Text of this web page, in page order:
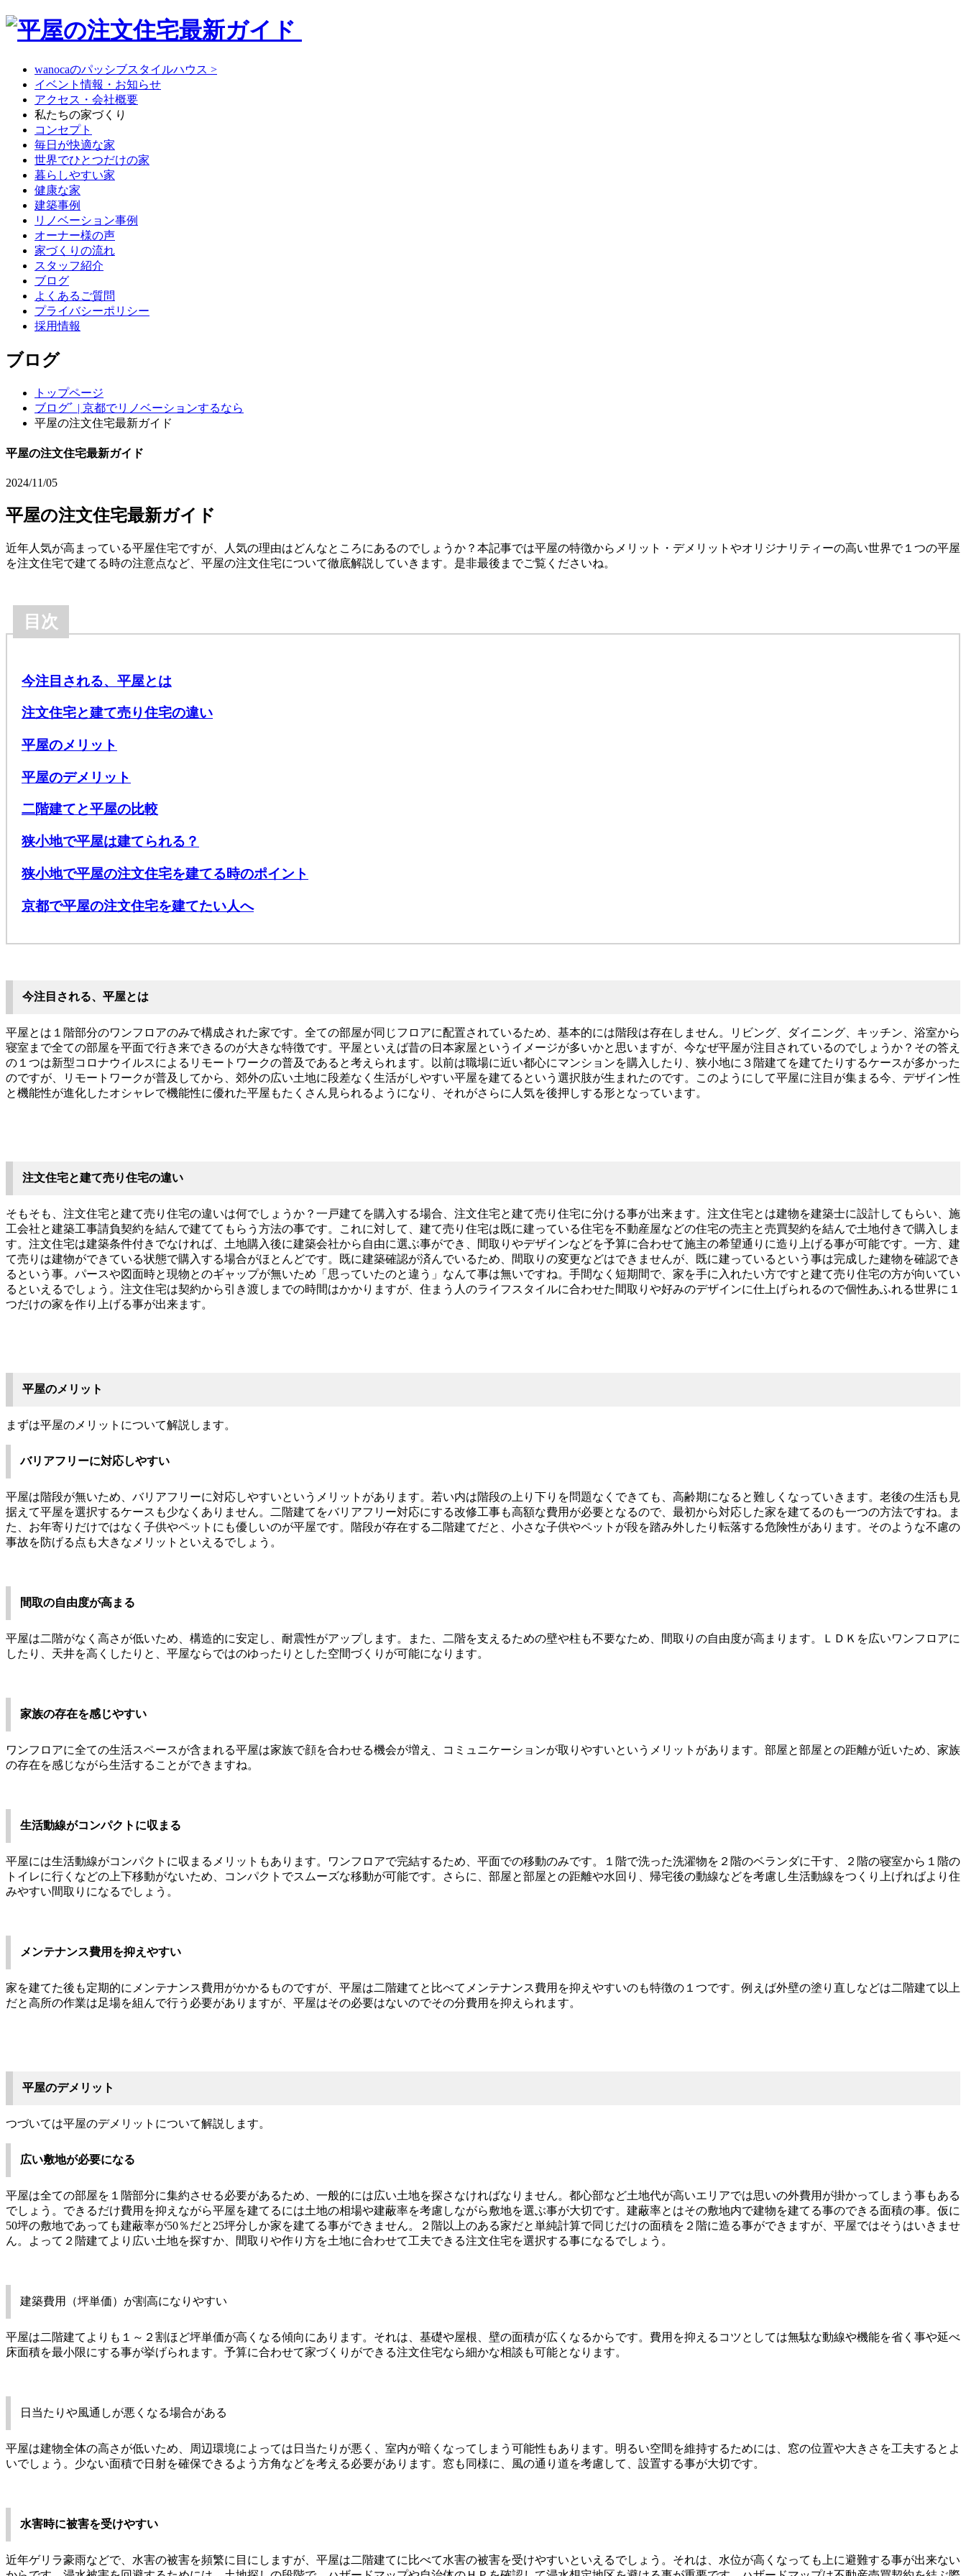
wanocaのパッシブスタイルハウス >
イベント情報・お知らせ
アクセス・会社概要
私たちの家づくり
コンセプト
毎日が快適な家
世界でひとつだけの家
暮らしやすい家
健康な家
建築事例
リノベーション事例
オーナー様の声
家づくりの流れ
スタッフ紹介
ブログ
よくあるご質問
プライバシーポリシー
採用情報
ブログ
トップページ
ブログﾞ | 京都でリノベーションするなら
平屋の注文住宅最新ガイド
平屋の注文住宅最新ガイド
2024/11/05
平屋の注文住宅最新ガイド
近年人気が高まっている平屋住宅ですが、人気の理由はどんなところにあるのでしょうか？本記事では平屋の特徴からメリット・デメリットやオリジナリティーの高い世界で１つの平屋
を注文住宅で建てる時の注意点など、平屋の注文住宅について徹底解説していきます。是非最後までご覧くださいね。
目次
今注目される、平屋とは
注文住宅と建て売り住宅の違い
平屋のメリット
平屋のデメリット
二階建てと平屋の比較
狭小地で平屋は建てられる？
狭小地で平屋の注文住宅を建てる時のポイント
京都で平屋の注文住宅を建てたい人へ
今注目される、平屋とは
平屋とは１階部分のワンフロアのみで構成された家です。全ての部屋が同じフロアに配置されているため、基本的には階段は存在しません。リビング、ダイニング、キッチン、浴室から
寝室まで全ての部屋を平面で行き来できるのが大きな特徴です。平屋といえば昔の日本家屋というイメージが多いかと思いますが、今なぜ平屋が注目されているのでしょうか？その答え
の１つは新型コロナウイルスによるリモートワークの普及であると考えられます。以前は職場に近い都心にマンションを購入したり、狭小地に３階建てを建てたりするケースが多かった
のですが、リモートワークが普及してから、郊外の広い土地に段差なく生活がしやすい平屋を建てるという選択肢が生まれたのです。このようにして平屋に注目が集まる今、デザイン性
と機能性が進化したオシャレで機能性に優れた平屋もたくさん見られるようになり、それがさらに人気を後押しする形となっています。
注文住宅と建て売り住宅の違い
そもそも、注文住宅と建て売り住宅の違いは何でしょうか？一戸建てを購入する場合、注文住宅と建て売り住宅に分ける事が出来ます。注文住宅とは建物を建築士に設計してもらい、施
工会社と建築工事請負契約を結んで建ててもらう方法の事です。これに対して、建て売り住宅は既に建っている住宅を不動産屋などの住宅の売主と売買契約を結んで土地付きで購入しま
す。注文住宅は建築条件付きでなければ、土地購入後に建築会社から自由に選ぶ事ができ、間取りやデザインなどを予算に合わせて施主の希望通りに造り上げる事が可能です。一方、建
て売りは建物ができている状態で購入する場合がほとんどです。既に建築確認が済んでいるため、間取りの変更などはできませんが、既に建っているという事は完成した建物を確認でき
るという事。パースや図面時と現物とのギャップが無いため「思っていたのと違う」なんて事は無いですね。手間なく短期間で、家を手に入れたい方ですと建て売り住宅の方が向いてい
るといえるでしょう。注文住宅は契約から引き渡しまでの時間はかかりますが、住まう人のライフスタイルに合わせた間取りや好みのデザインに仕上げられるので個性あふれる世界に１
つだけの家を作り上げる事が出来ます。
平屋のメリット
まずは平屋のメリットについて解説します。
バリアフリーに対応しやすい
平屋は階段が無いため、バリアフリーに対応しやすいというメリットがあります。若い内は階段の上り下りを問題なくできても、高齢期になると難しくなっていきます。老後の生活も見
据えて平屋を選択するケースも少なくありません。二階建てをバリアフリー対応にする改修工事も高額な費用が必要となるので、最初から対応した家を建てるのも一つの方法ですね。ま
た、お年寄りだけではなく子供やペットにも優しいのが平屋です。階段が存在する二階建てだと、小さな子供やペットが段を踏み外したり転落する危険性があります。そのような不慮の
事故を防げる点も大きなメリットといえるでしょう。
間取の自由度が高まる
平屋は二階がなく高さが低いため、構造的に安定し、耐震性がアップします。また、二階を支えるための壁や柱も不要なため、間取りの自由度が高まります。ＬＤＫを広いワンフロアに
したり、天井を高くしたりと、平屋ならではのゆったりとした空間づくりが可能になります。
家族の存在を感じやすい
ワンフロアに全ての生活スペースが含まれる平屋は家族で顔を合わせる機会が増え、コミュニケーションが取りやすいというメリットがあります。部屋と部屋との距離が近いため、家族
の存在を感じながら生活することができますね。
生活動線がコンパクトに収まる
平屋には生活動線がコンパクトに収まるメリットもあります。ワンフロアで完結するため、平面での移動のみです。１階で洗った洗濯物を２階のベランダに干す、２階の寝室から１階の
トイレに行くなどの上下移動がないため、コンパクトでスムーズな移動が可能です。さらに、部屋と部屋との距離や水回り、帰宅後の動線などを考慮し生活動線をつくり上げればより住
みやすい間取りになるでしょう。
メンテナンス費用を抑えやすい
家を建てた後も定期的にメンテナンス費用がかかるものですが、平屋は二階建てと比べてメンテナンス費用を抑えやすいのも特徴の１つです。例えば外壁の塗り直しなどは二階建て以上
だと高所の作業は足場を組んで行う必要がありますが、平屋はその必要はないのでその分費用を抑えられます。
平屋のデメリット
つづいては平屋のデメリットについて解説します。
広い敷地が必要になる
平屋は全ての部屋を１階部分に集約させる必要があるため、一般的には広い土地を探さなければなりません。都心部など土地代が高いエリアでは思いの外費用が掛かってしまう事もある
でしょう。できるだけ費用を抑えながら平屋を建てるには土地の相場や建蔽率を考慮しながら敷地を選ぶ事が大切です。建蔽率とはその敷地内で建物を建てる事のできる面積の事。仮に
50坪の敷地であっても建蔽率が50％だと 25坪分しか家を建てる事ができません。２階以上のある家だと単純計算で同じだけの面積を２階に造る事ができますが、平屋ではそうはいきませ
ん。よって２階建てより広い土地を探すか、間取りや作り方を土地に合わせて工夫できる注文住宅を選択する事になるでしょう。
建築費用（坪単価）が割高になりやすい
平屋は二階建てよりも１～２割ほど坪単価が高くなる傾向にあります。それは、基礎や屋根、壁の面積が広くなるからです。費用を抑えるコツとしては無駄な動線や機能を省く事や延べ
床面積を最小限にする事が挙げられます。予算に合わせて家づくりができる注文住宅なら細かな相談も可能となります。
日当たりや風通しが悪くなる場合がある
平屋は建物全体の高さが低いため、周辺環境によっては日当たりが悪く、室内が暗くなってしまう可能性もあります。明るい空間を維持するためには、窓の位置や大きさを工夫するとよ
いでしょう。少ない面積で日射を確保できるよう方角などを考える必要があります。窓も同様に、風の通り道を考慮して、設置する事が大切です。
水害時に被害を受けやすい
近年ゲリラ豪雨などで、水害の被害を頻繁に目にしますが、平屋は二階建てに比べて水害の被害を受けやすいといえるでしょう。それは、水位が高くなっても上に避難する事が出来ない